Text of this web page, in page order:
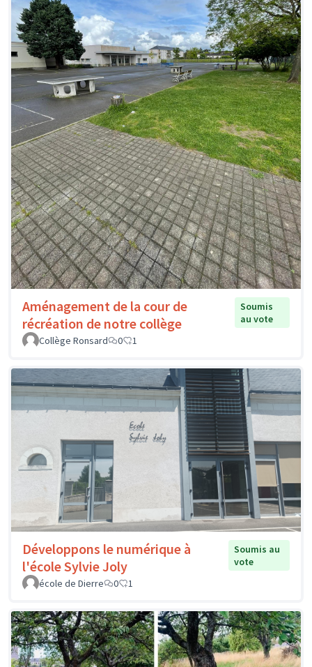
Aménagement de la cour de
récréation de notre collège
Soumis
au vote
Collège Ronsard
0 1
Développons le numérique à
l'école Sylvie Joly
Soumis au
vote
école de Dierre
0 1